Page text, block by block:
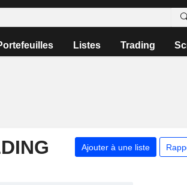
Listes Trading
Ajouter à une liste